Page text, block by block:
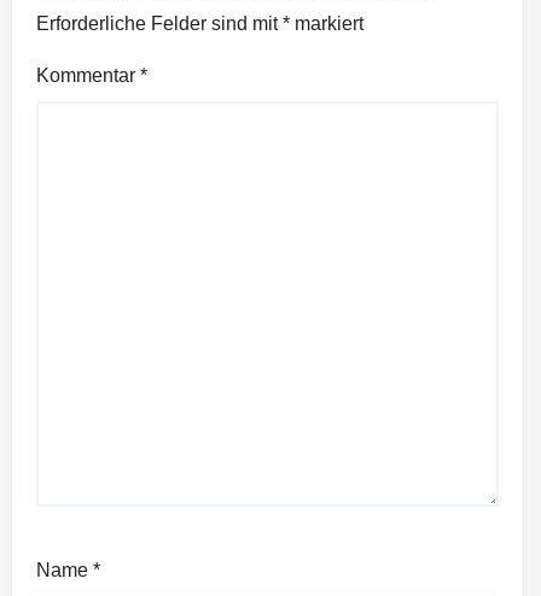
Erforderliche Felder sind mit* markiert
Kommentar *
Name *